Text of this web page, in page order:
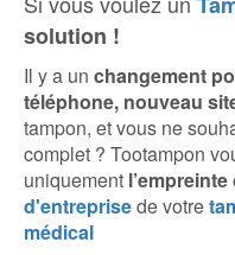
solution !
Il y a un changement
téléphone, nouveau
tampon, et vous ne
complet ? Tootampon
uniquement
d'entreprisede votre
médical